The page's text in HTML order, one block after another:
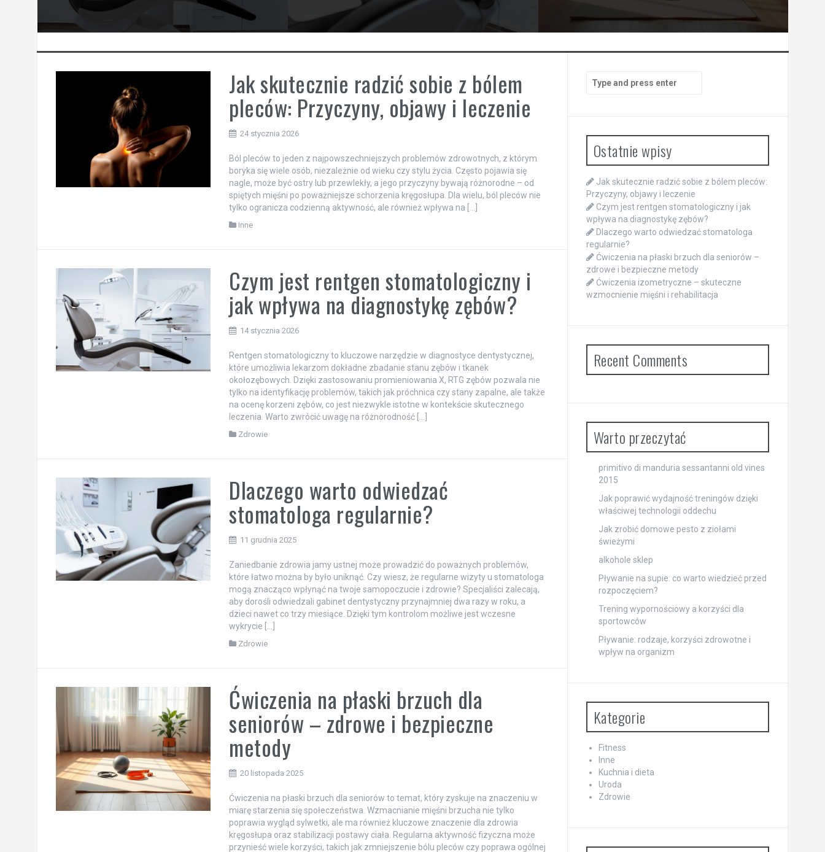
Jak skutecznie radzić sobie z bólem
pleców: Przyczyny, objawy i leczenie
24 stycznia 2026
Ból pleców to jeden z najpowszechniejszych problemów zdrowotnych, z którym
boryka się wiele osób, niezależnie od wieku czy stylu życia. Często pojawia się
nagle, może być ostry lub przewlekły, a jego przyczyny bywają różnorodne – od
spiętych mięśni po poważniejsze schorzenia kręgosłupa. Dla wielu, ból pleców nie
tylko ogranicza codzienną aktywność, ale również wpływa na […]
Inne
Czym jest rentgen stomatologiczny i
jak wpływa na diagnostykę zębów?
14 stycznia 2026
Rentgen stomatologiczny to kluczowe narzędzie w diagnostyce dentystycznej,
które umożliwia lekarzom dokładne zbadanie stanu zębów i tkanek
okołozębowych. Dzięki zastosowaniu promieniowania X, RTG zębów pozwala nie
tylko na identyfikację problemów, takich jak próchnica czy stany zapalne, ale także
na ocenę korzeni zębów, co jest niezwykle istotne w kontekście skutecznego
leczenia. Warto zwrócić uwagę na różnorodność […]
Zdrowie
Dlaczego warto odwiedzać
stomatologa regularnie?
11 grudnia 2025
Zaniedbanie zdrowia jamy ustnej może prowadzić do poważnych problemów,
które łatwo można by było uniknąć. Czy wiesz, że regularne wizyty u stomatologa
mogą znacząco wpłynąć na twoje samopoczucie i zdrowie? Specjaliści zalecają,
aby dorośli odwiedzali gabinet dentystyczny przynajmniej dwa razy w roku, a
dzieci nawet co trzy miesiące. Dzięki tym kontrolom możliwe jest wczesne
wykrycie […]
Zdrowie
Ćwiczenia na płaski brzuch dla
seniorów – zdrowe i bezpieczne
metody
20 listopada 2025
Ćwiczenia na płaski brzuch dla seniorów to temat, który zyskuje na znaczeniu w
miarę starzenia się społeczeństwa. Wzmacnianie mięśni brzucha nie tylko
poprawia wygląd sylwetki, ale ma również kluczowe znaczenie dla zdrowia
kręgosłupa oraz stabilizacji postawy ciała. Regularna aktywność fizyczna może
przynieść wiele korzyści, takich jak zmniejszenie bólu pleców czy poprawa ogólnej
for:
Ostatnie wpisy
Jak skutecznie radzić sobie z bólem pleców:
Przyczyny, objawy i leczenie
Czym jest rentgen stomatologiczny i jak
wpływa na diagnostykę zębów?
Dlaczego warto odwiedzać stomatologa
regularnie?
Ćwiczenia na płaski brzuch dla seniorów –
zdrowe i bezpieczne metody
Ćwiczenia izometryczne – skuteczne
wzmocnienie mięśni i rehabilitacja
Recent Comments
Warto przeczytać
primitivo di manduria sessantanni old vines
2015
Jak poprawić wydajność treningów dzięki
właściwej technologii oddechu
Jak zrobić domowe pesto z ziołami
świeżymi
alkohole sklep
Pływanie na supie: co warto wiedzieć przed
rozpoczęciem?
Trening wypornościowy a korzyści dla
sportowców
Pływanie: rodzaje, korzyści zdrowotne i
wpływ na organizm
Kategorie
Fitness
Inne
Kuchnia i dieta
Uroda
Zdrowie